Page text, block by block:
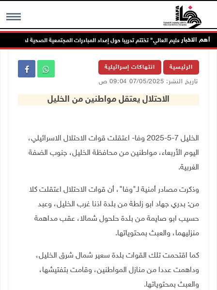
MENU أهم الاخبار"التعليم العالي" تختتم تدريبا حول إعداد المبادرات المجتمعية الصحية لطلبة
الرئيسية انتهاكات إسرائيلية
تاريخ النشر: 07/05/2025 09:04 ص
الاحتلال يعتقل مواطنين من الخليل
الخليل 7-5-2025 وفا- اعتقلت قوات الاحتلال الاسرائيلي،
اليوم الأربعاء، مواطنين من محافظة الخليل، جنوب الضفة
الغربية.
وذكرت مصادر أمنية لـ"وفا"، أن قوات الاحتلال اعتقلت كلا
من: بدري جهاد ابو زلطة من بلدة اذنا غرب الخليل، وعبد
حسيب ابو صايمة من بلدة حلحول شمالا، عقب مداهمة
منزليهما، والعبث بمحتوياتها.
كما اقتحمت تلك القوات بلدة سعير شمال شرق الخليل،
وداهمت عددا من منازل المواطنين، وقامت بتفتيشها،
والعبث بمحتوياتها.